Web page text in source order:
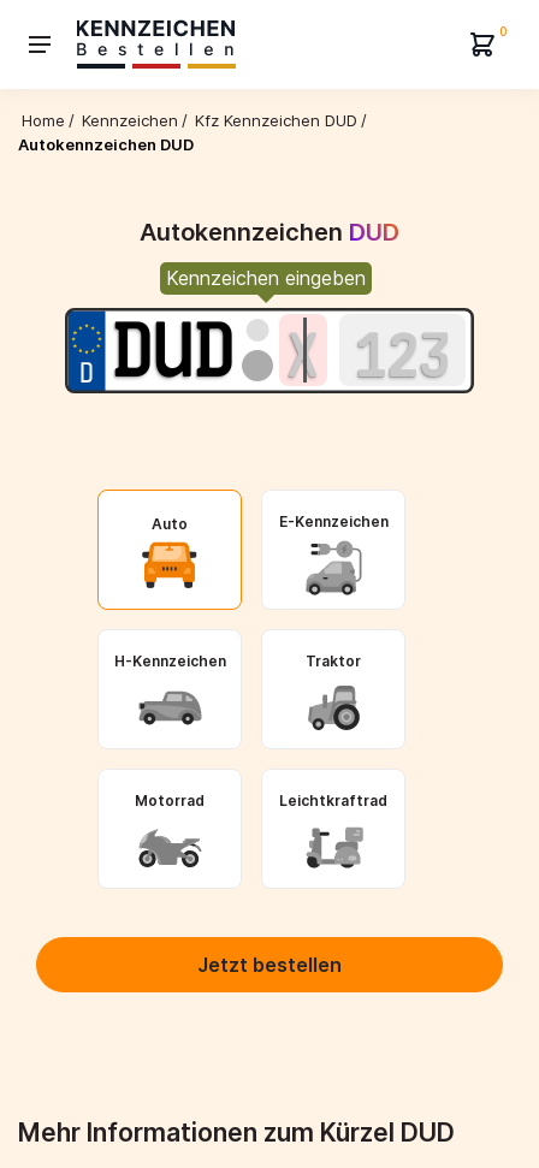
0
Home / Kennzeichen / Kfz Kennzeichen DUD /
Autokennzeichen DUD
Autokennzeichen DUD
Kennzeichen eingeben
Auto E-Kennzeichen
H-Kennzeichen Traktor
Motorrad Leichtkraftrad
Jetzt bestellen
Mehr Informationen zum Kürzel DUD